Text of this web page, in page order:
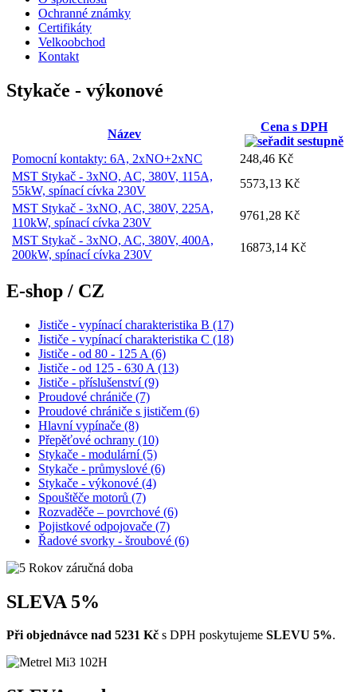
Ochranné známky
Certifikáty
Velkoobchod
Kontakt
Stykače - výkonové
Název
Cena s DPH
Pomocní kontakty: 6A, 2xNO+2xNC
248,46 Kč
MST Stykač - 3xNO, AC, 380V, 115A,
55kW, spínací cívka 230V
5573,13 Kč
MST Stykač - 3xNO, AC, 380V, 225A,
110kW, spínací cívka 230V
9761,28 Kč
MST Stykač - 3xNO, AC, 380V, 400A,
200kW, spínací cívka 230V
16873,14 Kč
E-shop / CZ
Jističe - vypínací charakteristika B (17)
Jističe - vypínací charakteristika C (18)
Jističe - od 80 - 125 A (6)
Jističe - od 125 - 630 A (13)
Jističe - příslušenství (9)
Proudové chrániče (7)
Proudové chrániče s jističem (6)
Hlavní vypínače (8)
Přepěťové ochrany (10)
Stykače - modulární (5)
Stykače - průmyslové (6)
Stykače - výkonové (4)
Spouštěče motorů (7)
Rozvaděče – povrchové (6)
Pojistkové odpojovače (7)
Řadové svorky - šroubové (6)
SLEVA 5%
Při objednávce nad 5231 Kč s DPH poskytujeme SLEVU 5%.